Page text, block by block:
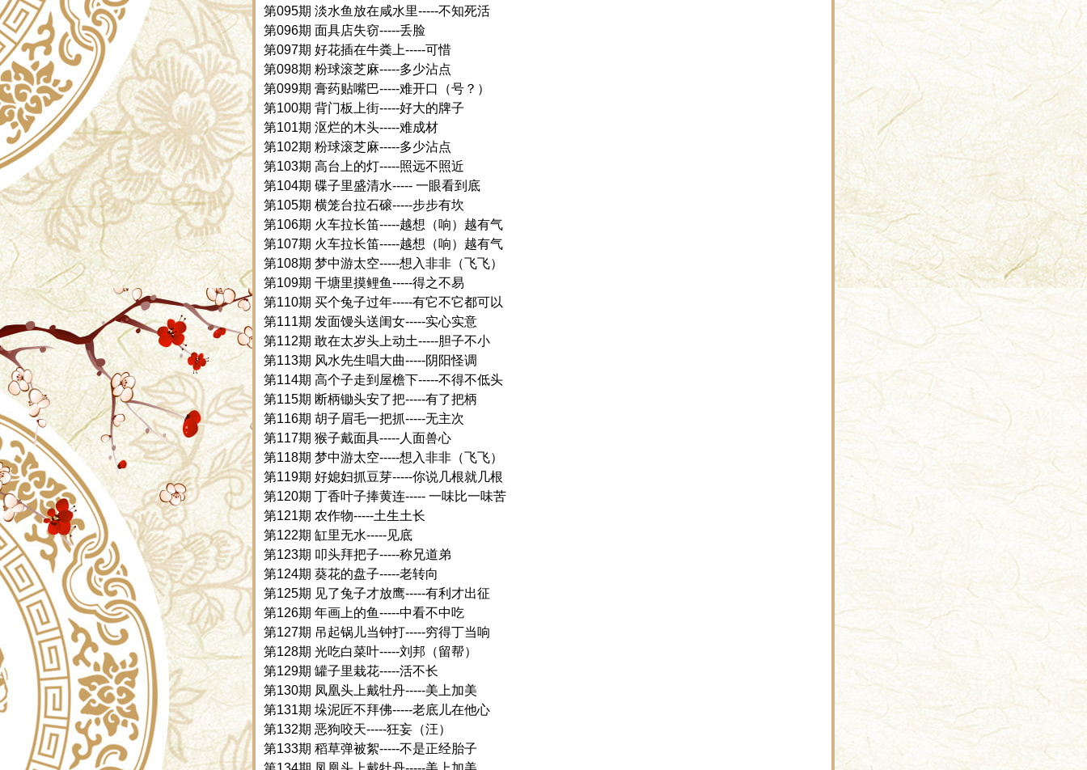
第095期 淡水鱼放在咸水里-----不知死活
第096期 面具店失窃-----丢脸
第097期 好花插在牛粪上-----可惜
第098期 粉球滚芝麻-----多少沾点
第099期 膏药贴嘴巴-----难开口（号？）
第100期 背门板上街-----好大的牌子
第101期 沤烂的木头-----难成材
第102期 粉球滚芝麻-----多少沾点
第103期 高台上的灯-----照远不照近
第104期 碟子里盛清水----- 一眼看到底
第105期 横笼台拉石磙-----步步有坎
第106期 火车拉长笛-----越想（响）越有气
第107期 火车拉长笛-----越想（响）越有气
第108期 梦中游太空-----想入非非（飞飞）
第109期 干塘里摸鲤鱼-----得之不易
第110期 买个兔子过年-----有它不它都可以
第111期 发面馒头送闺女-----实心实意
第112期 敢在太岁头上动土-----胆子不小
第113期 风水先生唱大曲-----阴阳怪调
第114期 高个子走到屋檐下-----不得不低头
第115期 断柄锄头安了把-----有了把柄
第116期 胡子眉毛一把抓-----无主次
第117期 猴子戴面具-----人面兽心
第118期 梦中游太空-----想入非非（飞飞）
第119期 好媳妇抓豆芽-----你说几根就几根
第120期 丁香叶子捧黄连----- 一味比一味苦
第121期 农作物-----土生土长
第122期 缸里无水-----见底
第123期 叩头拜把子-----称兄道弟
第124期 葵花的盘子-----老转向
第125期 见了兔子才放鹰-----有利才出征
第126期 年画上的鱼-----中看不中吃
第127期 吊起锅儿当钟打-----穷得丁当响
第128期 光吃白菜叶-----刘邦（留帮）
第129期 罐子里栽花-----活不长
第130期 凤凰头上戴牡丹-----美上加美
第131期 垛泥匠不拜佛-----老底儿在他心
第132期 恶狗咬天-----狂妄（汪）
第133期 稻草弹被絮-----不是正经胎子